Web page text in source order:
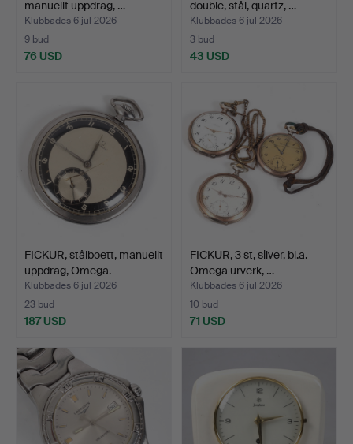
manuellt uppdrag, …
Klubbades 6 jul 2026
9 bud
76 USD
double, stål, quartz, …
Klubbades 6 jul 2026
3 bud
43 USD
FICKUR, stålboett, manuellt
uppdrag, Omega.
Klubbades 6 jul 2026
23 bud
187 USD
FICKUR, 3 st, silver, bl.a.
Omega urverk, …
Klubbades 6 jul 2026
10 bud
71 USD